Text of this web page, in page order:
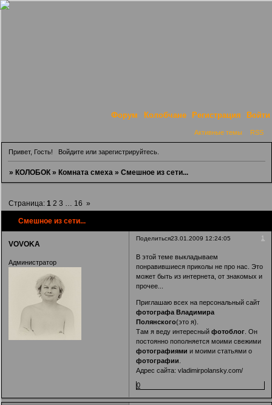
Форум Колобчане Регистрация Войти
Активные темы RSS
Привет, Гость! Войдитеили зарегистрируйтесь.
»КОЛОБОК »Комната смеха »Смешное из сети...
Смешное из сети...
Страница:1 2 3 … 16 »
Поделиться 1
23.01.2009 12:24:05
VOVOKA
Администратор
В этой теме выкладываем
понравившиеся приколы не про нас. Это
может быть из интернета, от знакомых и
прочее...
Приглашаю всех на персональный сайт
фотографа Владимира
Полянского(это я).
Там я веду интересныйфотоблог . Он
постоянно пополняется моими свежими
фотографиямии моими статьями о
фотографии
Адрес сайта:vladimirpolansky.com/
0